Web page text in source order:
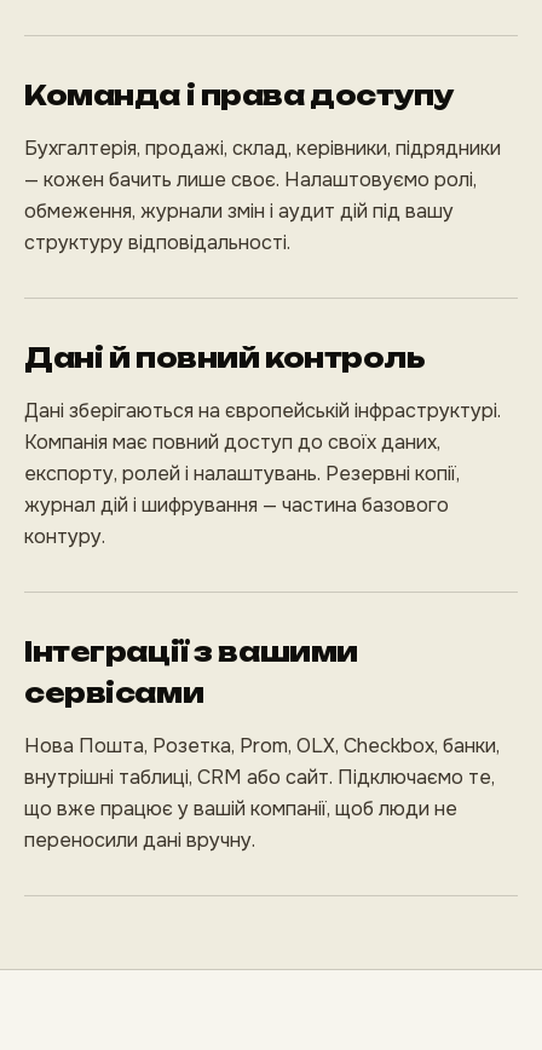
Команда і права доступу
Бухгалтерія, продажі, склад, керівники, підрядники
— кожен бачить лише своє. Налаштовуємо ролі,
обмеження, журнали змін і аудит дій під вашу
структуру відповідальності.
Дані й повний контроль
Дані зберігаються на європейській інфраструктурі.
Компанія має повний доступ до своїх даних,
експорту, ролей і налаштувань. Резервні копії,
журнал дій і шифрування — частина базового
контуру.
Інтеграції з вашими
сервісами
Нова Пошта, Розетка, Prom, OLX, Checkbox, банки,
внутрішні таблиці, CRM або сайт. Підключаємо те,
що вже працює у вашій компанії, щоб люди не
переносили дані вручну.